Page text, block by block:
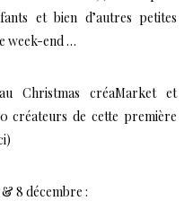
et bien d’autres petites
week-end …
Christmas créaMarket et
créateurs de cette première
8 décembre :